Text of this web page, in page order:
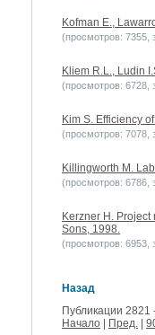
Kofman E.,
(просмотров: 7355,
Kliem R.L., Ludin
(просмотров: 6728,
Kim S. Efficiency
(просмотров: 7078,
Killingworth M.
(просмотров: 6786,
Kerzner H.
Sons, 1998.
(просмотров: 6953,
Назад
Публикации 2821
Начало
Пред.